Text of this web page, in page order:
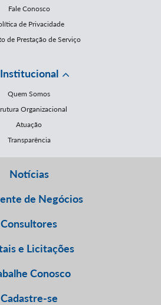
Fale Conosco
de Privacidade
de Prestação de Serviço
Institucional
Quem Somos
Organizacional
Atuação
Transparência
Notícias
de Negócios
Consultores
e Licitações
Conosco
Cadastre-se